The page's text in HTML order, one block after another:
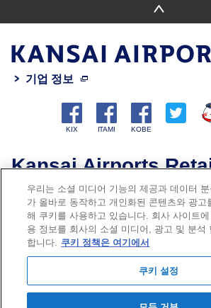
기업 정보
Kansai Airports
Services
Privacy Policy
문의
우리는 소셜 미디어 기능의 제공과 데이터
가 올바로 동작하고 개인화된 콘텐츠와 광고
해 쿠키를 사용하고 있습니다. 회사 사이트
용 정보를 회사의 소셜 미디어, 광고 및 분석
합니다. 쿠키 정책은 여기에서
쿠키 설정